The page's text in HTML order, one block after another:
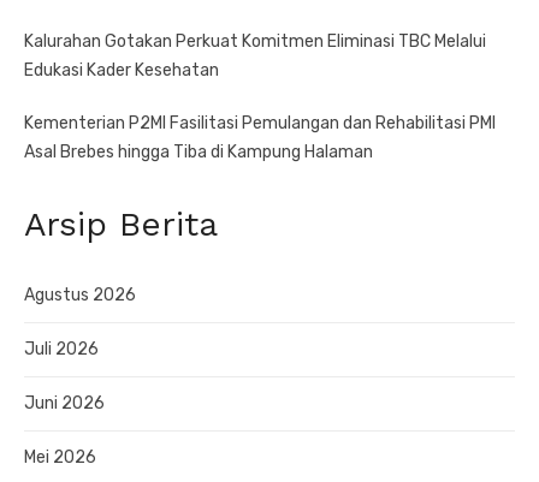
Kalurahan Gotakan Perkuat Komitmen Eliminasi TBC Melalui
Edukasi Kader Kesehatan
Kementerian P2MI Fasilitasi Pemulangan dan Rehabilitasi PMI
Asal Brebes hingga Tiba di Kampung Halaman
Arsip Berita
Agustus 2026
Juli 2026
Juni 2026
Mei 2026